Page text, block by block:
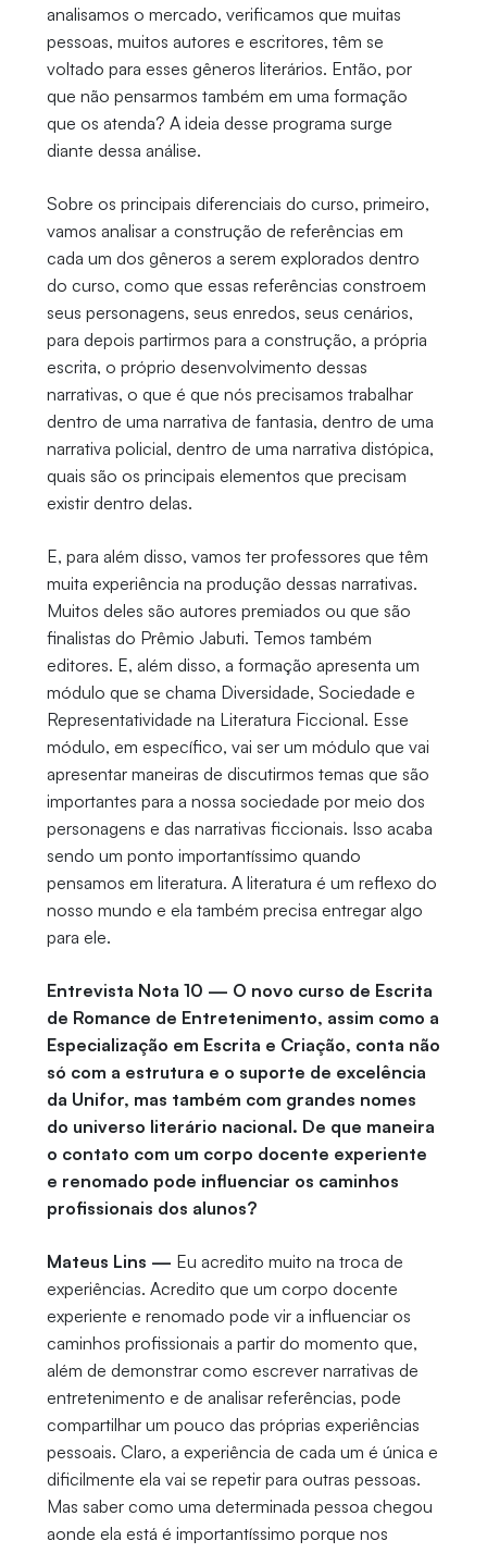
analisamos o mercado, verificamos que muitas
pessoas, muitos autores e escritores, têm se
voltado para esses gêneros literários. Então, por
que não pensarmos também em uma formação
que os atenda? A ideia desse programa surge
diante dessa análise.
Sobre os principais diferenciais do curso, primeiro,
vamos analisar a construção de referências em
cada um dos gêneros a serem explorados dentro
do curso, como que essas referências constroem
seus personagens, seus enredos, seus cenários,
para depois partirmos para a construção, a própria
escrita, o próprio desenvolvimento dessas
narrativas, o que é que nós precisamos trabalhar
dentro de uma narrativa de fantasia, dentro de uma
narrativa policial, dentro de uma narrativa distópica,
quais são os principais elementos que precisam
existir dentro delas.
E, para além disso, vamos ter professores que têm
muita experiência na produção dessas narrativas.
Muitos deles são autores premiados ou que são
finalistas do Prêmio Jabuti. Temos também
editores. E, além disso, a formação apresenta um
módulo que se chama Diversidade, Sociedade e
Representatividade na Literatura Ficcional. Esse
módulo, em específico, vai ser um módulo que vai
apresentar maneiras de discutirmos temas que são
importantes para a nossa sociedade por meio dos
personagens e das narrativas ficcionais. Isso acaba
sendo um ponto importantíssimo quando
pensamos em literatura. A literatura é um reflexo do
nosso mundo e ela também precisa entregar algo
para ele.
Entrevista Nota 10 — O novo curso de Escrita
de Romance de Entretenimento, assim como a
Especialização em Escrita e Criação, conta não
só com a estrutura e o suporte de excelência
da Unifor, mas também com grandes nomes
do universo literário nacional. De que maneira
o contato com um corpo docente experiente
e renomado pode influenciar os caminhos
profissionais dos alunos?
Mateus Lins — Eu acredito muito na troca de
experiências. Acredito que um corpo docente
experiente e renomado pode vir a influenciar os
caminhos profissionais a partir do momento que,
além de demonstrar como escrever narrativas de
entretenimento e de analisar referências, pode
compartilhar um pouco das próprias experiências
pessoais. Claro, a experiência de cada um é única e
dificilmente ela vai se repetir para outras pessoas.
Mas saber como uma determinada pessoa chegou
aonde ela está é importantíssimo porque nos